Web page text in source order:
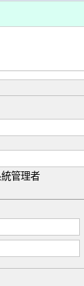
管理者